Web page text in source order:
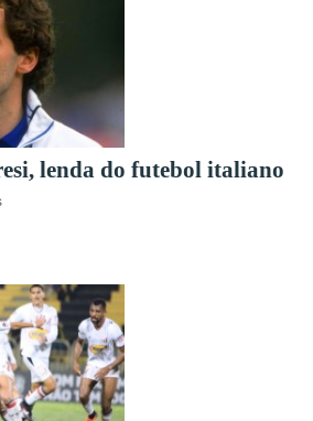
lenda do futebol italiano